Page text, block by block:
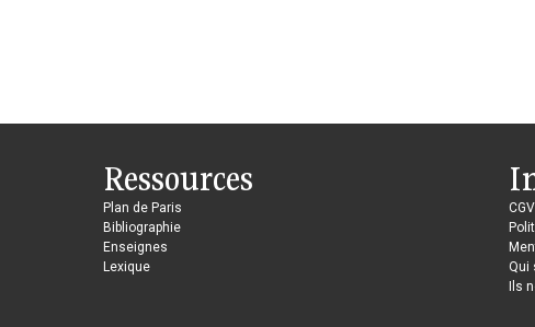
Ressources
Plan de Paris
Bibliographie
Enseignes
Lexique
Qui
Ils